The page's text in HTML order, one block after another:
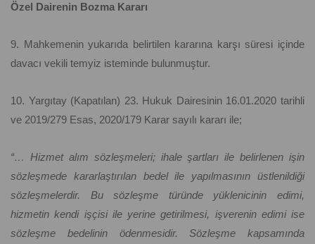
Özel Dairenin Bozma Kararı
9. Mahkemenin yukarıda belirtilen kararına karşı süresi içinde
davacı vekili temyiz isteminde bulunmuştur.
10. Yargıtay (Kapatılan) 23. Hukuk Dairesinin 16.01.2020 tarihli
ve 2019/279 Esas, 2020/179 Karar sayılı kararı ile;
“… Hizmet alım sözleşmeleri; ihale şartları ile belirlenen işin
sözleşmede kararlaştırılan bedel ile yapılmasının üstlenildiği
sözleşmelerdir. Bu sözleşme türünde yüklenicinin edimi,
hizmetin kendi işçisi ile yerine getirilmesi, işverenin edimi ise
sözleşme bedelinin ödenmesidir. Sözleşme kapsamında